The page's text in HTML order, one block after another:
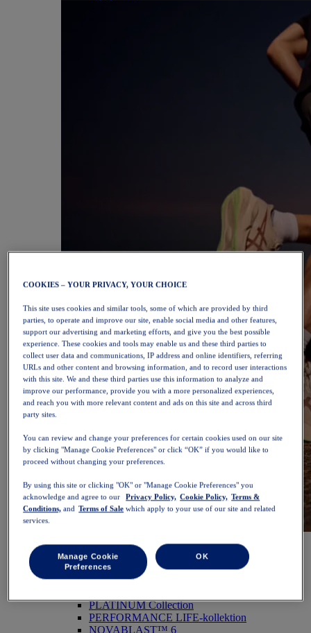
Damen
Ausgewählt
Neue Artikel
PLATINUM Collection
PERFORMANCE LIFE-kollektion
NOVABLAST™ 6
COOKIES – YOUR PRIVACY, YOUR CHOICE
This site uses cookies and similar tools, some of which are provided by third
parties, to operate and improve our site, enable social media and other features,
support our advertising and marketing efforts, and give you the best possible
experience. These cookies and tools may enable us and these third parties to
collect user data and communications, IP address and online identifiers, referring
URLs and other content and browsing information, and to record user interactions
with this site. We and these third parties use this information to analyze and
improve our performance, provide you with a more personalized experiences,
and reach you with more relevant content and ads on this site and across third
party sites.
You can review and change your preferences for certain cookies used on our site
by clicking "Manage Cookie Preferences" or click “OK” if you would like to
proceed without changing your preferences.
By using this site or clicking "OK" or "Manage Cookie Preferences" you
acknowledge and agree to our
Privacy Policy, Cookie Policy, Terms &
Conditions, and Terms of Sale which apply to your use of our site and related
services.
Manage Cookie
Preferences
OK